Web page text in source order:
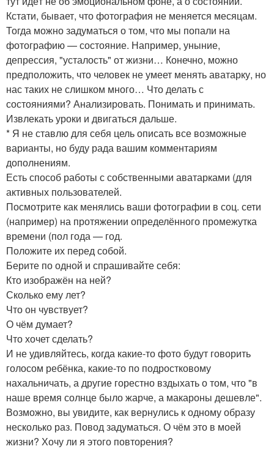
Кстати, бывает, что фотография не меняется месяцам.
Тогда можно задуматься о том, что мы попали на
фотографию — состояние. Например, уныние,
депрессия, "усталость" от жизни… Конечно, можно
предположить, что человек не умеет менять аватарку, но
нас таких не слишком много… Что делать с
состояниями? Анализировать. Понимать и принимать.
Извлекать уроки и двигаться дальше.
* Я не ставлю для себя цель описать все возможные
варианты, но буду рада вашим комментариям
дополнениям.
Есть способ работы с собственными аватарками (для
активных пользователей.
Посмотрите как менялись ваши фотографии в соц. сети
(например) на протяжении определённого промежутка
времени (пол года — год.
Положите их перед собой.
Берите по одной и спрашивайте себя:
Кто изображён на ней?
Сколько ему лет?
Что он чувствует?
О чём думает?
Что хочет сделать?
И не удивляйтесь, когда какие-то фото будут говорить
голосом ребёнка, какие-то по подростковому
нахальничать, а другие горестно вздыхать о том, что "в
наше время солнце было жарче, а макароны дешевле".
Возможно, вы увидите, как вернулись к одному образу
несколько раз. Повод задуматься. О чём это в моей
жизни? Хочу ли я этого повторения?